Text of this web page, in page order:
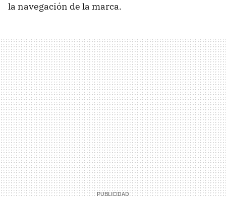
la navegación de la marca.